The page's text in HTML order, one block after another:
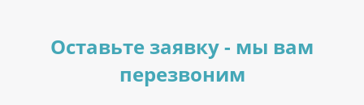
Оставьте заявку - мы вам
перезвоним